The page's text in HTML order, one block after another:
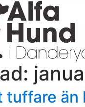
tuffare än